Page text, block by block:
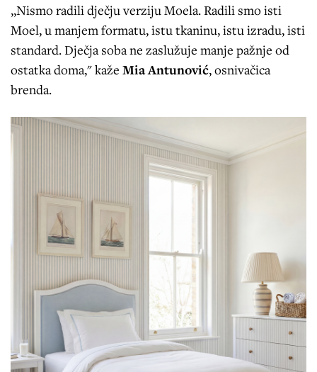
„Nismo radili dječju verziju Moela. Radili smo isti
Moel, u manjem formatu, istu tkaninu, istu izradu, isti
standard. Dječja soba ne zaslužuje manje pažnje od
ostatka doma," kaže Mia Antunović, osnivačica
brenda.